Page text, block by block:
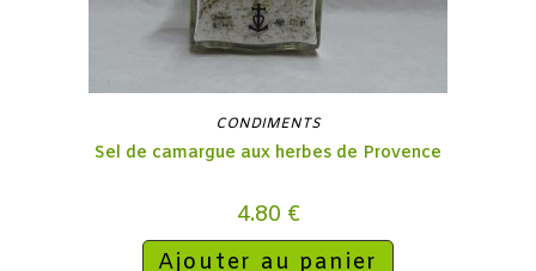
CONDIMENTS
Sel de camargue aux herbes de Provence
4.80 €
Ajouter au panier